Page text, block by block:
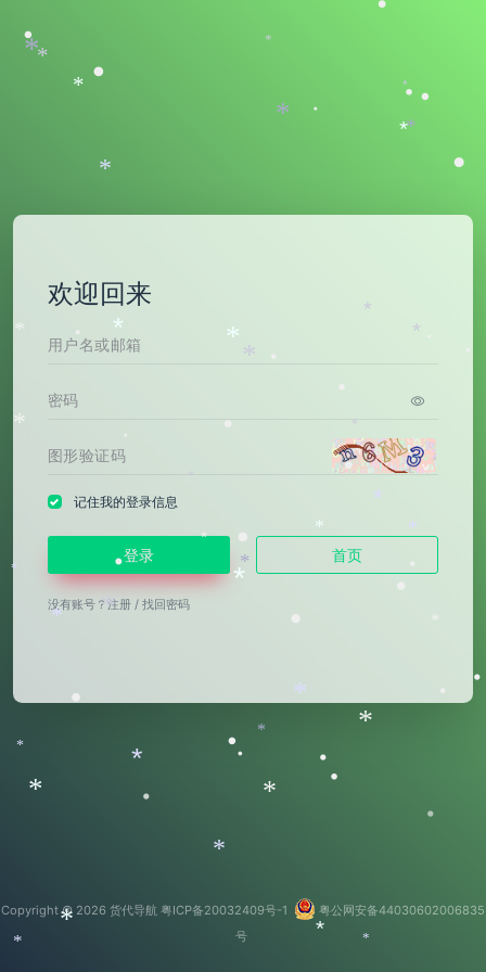
•
•
•
•
•
•
•
•
•
•
•
•
•
•
•
•
•
•
•
•
• •
•
•
•
•
欢迎回来
记住我的登录信息
登录 首页
没有账号？ 注册 / 找回密码
Copyright © 2026 货代导航 粤ICP备20032409号-1
粤公网安备44030602006835
号
*
*
*
*
*
*
*
*
*
*
*
*
*
*
* *
*
*
*
*
*
*
*
*
*
*
*
*
*
*
*
*
*
*
*
*
*
*